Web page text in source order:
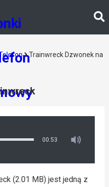
Trainwreck Dzwonek na
00:53
(2.01 MB) jest jedną z